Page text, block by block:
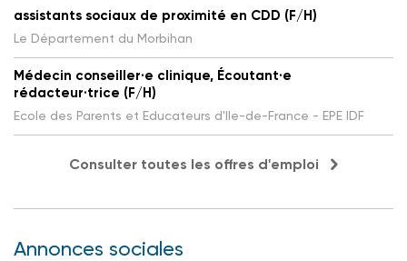
assistants sociaux de proximité en CDD (F/H)
Le Département du Morbihan
Médecin conseiller·e clinique, Écoutant·e
rédacteur·trice (F/H)
Ecole des Parents et Educateurs d'Ile-de-France - EPE IDF
Consulter toutes les offres d'emploi
Annonces sociales